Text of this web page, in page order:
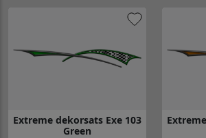
Extreme dekorsats Exe 103
Green